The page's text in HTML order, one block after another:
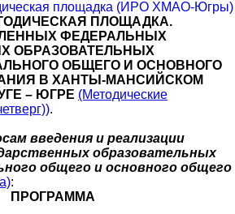
ПЛОЩАДКА.
ФЕДЕРАЛЬНЫХ
ОБРАЗОВАТЕЛЬНЫХ
ОБЩЕГО И ОСНОВНОГО
В ХАНТЫ-МАНСИЙСКОМ
– ЮГРЕ (Методические
.
введения и реализации
образовательных
общего и основного общего
:
ПРОГРАММА